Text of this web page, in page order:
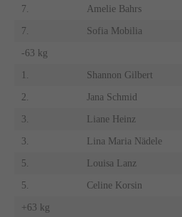
7. Amelie Bahrs
7. Sofia Mobilia
-63 kg
1. Shannon Gilbert
2. Jana Schmid
3. Liane Heinz
3. Lina Maria Nädele
5. Louisa Lanz
5. Celine Korsin
+63 kg